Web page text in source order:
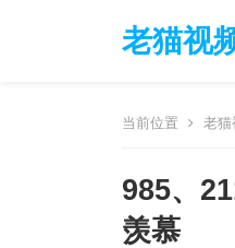
老猫视
当前位置 老猫
985、
羡慕